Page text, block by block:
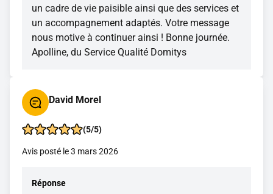
un cadre de vie paisible ainsi que des services et
un accompagnement adaptés. Votre message
nous motive à continuer ainsi ! Bonne journée.
Apolline, du Service Qualité Domitys
David Morel
(5/5)
Avis posté le 3 mars 2026
Réponse